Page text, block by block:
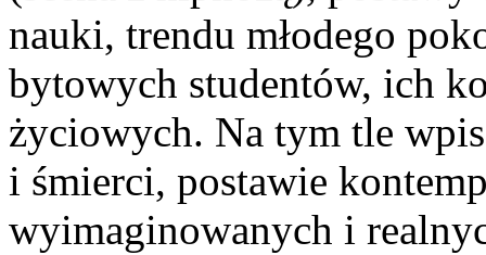
nauki, trendu młodego
bytowych studentów, ich
życiowych. Na tym tle
i śmierci, postawie
wyimaginowanych i